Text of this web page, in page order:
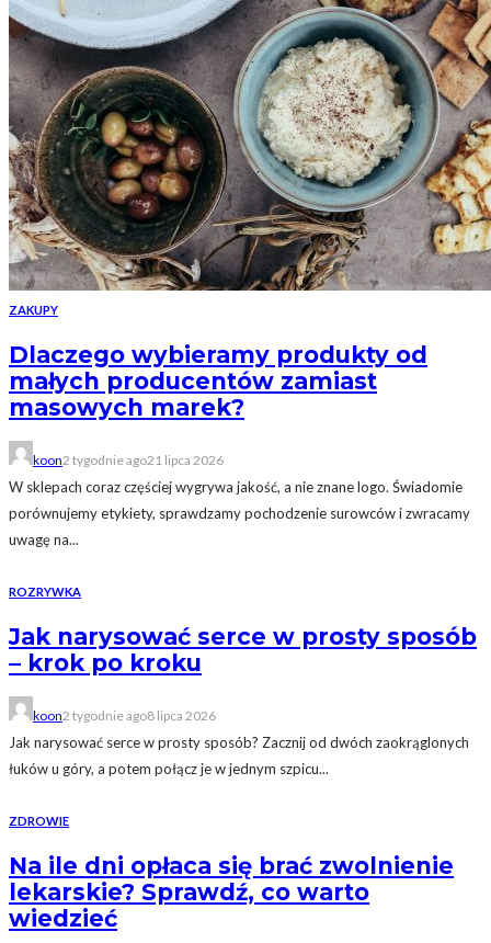
ZAKUPY
Dlaczego wybieramy produkty od
małych producentów zamiast
masowych marek?
koon2 tygodnie ago21 lipca 2026
W sklepach coraz częściej wygrywa jakość, a nie znane logo. Świadomie
porównujemy etykiety, sprawdzamy pochodzenie surowców i zwracamy
uwagę na...
ROZRYWKA
Jak narysować serce w prosty sposób
– krok po kroku
koon2 tygodnie ago8 lipca 2026
Jak narysować serce w prosty sposób? Zacznij od dwóch zaokrąglonych
łuków u góry, a potem połącz je w jednym szpicu...
ZDROWIE
Na ile dni opłaca się brać zwolnienie
lekarskie? Sprawdź, co warto
wiedzieć